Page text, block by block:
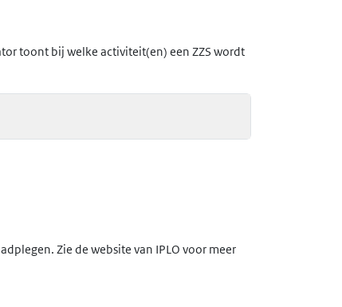
toont bij welke activiteit(en) een ZZS wordt
Zie de website van IPLO voor meer